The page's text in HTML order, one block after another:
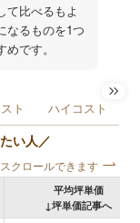
て比べるもよ
なるものを1つ
です。
ト ハイコスト
い人／
スクロールできます
平均坪単価
↓坪単価記事へ